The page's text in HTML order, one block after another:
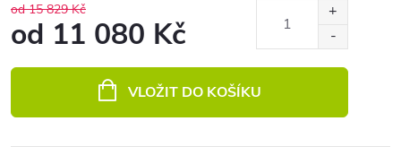
od 15 829 Kč
od 11 080 Kč
VLOŽIT DO KOŠÍKU